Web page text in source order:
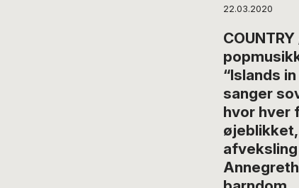
22.03.2020
“Islands
sanger
hvor hver